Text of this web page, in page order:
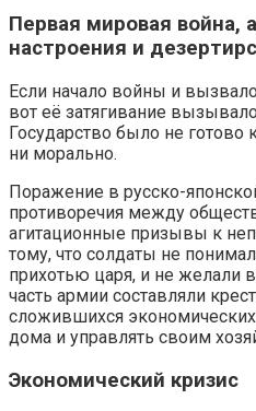
Первая мировая война,
настроения и
Если начало войны и
вот её затягивание
Государство было не готово
ни морально.
Поражение в русско-
противоречия между
агитационные призывы к
тому, что солдаты не
прихотью царя, и не желали
часть армии составляли
сложившихся
дома и управлять своим
Экономический кризис